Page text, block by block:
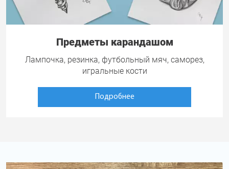
Предметы карандашом
Лампочка, резинка, футбольный мяч, саморез,
игральные кости
Подробнее